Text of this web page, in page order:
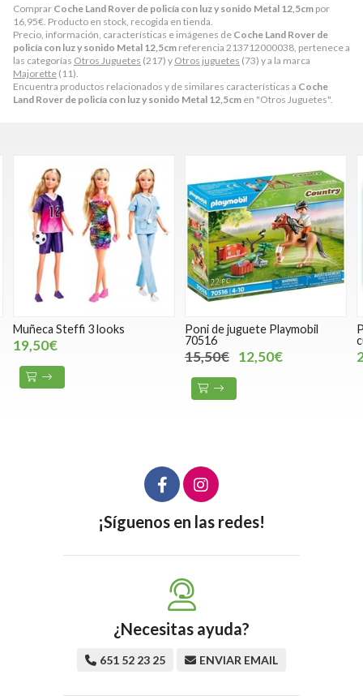
Comprar Coche Land Rover de policía con luz y sonido Metal 12,5cm por
16,95€ . Producto en stock, recogida en tienda.
Precio, información, características e imágenes de Coche Land Rover de
policía con luz y sonido Metal 12,5cm referencia 213712000038, pertenece a
las categorías Otros Juguetes (217) y Otros juguetes (73) y a la marca
Majorette (11).
Encuentra productos relacionados y de similares características a Coche
Land Rover de policía con luz y sonido Metal 12,5cm en "Otros Juguetes".
Muñeca Steffi 3 looks
19,50€
Poni de juguete Playmobil
70516
15,50€ 12,50€
¡Síguenos en las redes!
¿Necesitas ayuda?
651 52 23 25 ENVIAR EMAIL